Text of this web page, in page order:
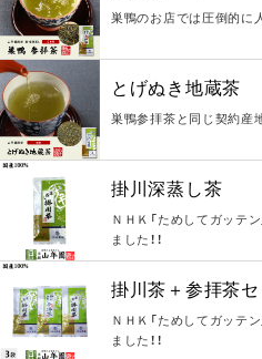
巣鴨のお店では圧倒的に
とげぬき地蔵茶
巣鴨参拝茶と同じ契約産地
掛川深蒸し茶
ＮＨＫ「ためしてガッテン
ました！！
掛川茶＋参拝茶セ
ＮＨＫ「ためしてガッテン
ました！！